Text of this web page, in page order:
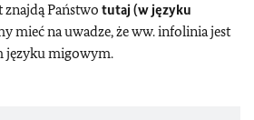
Państwo tutaj (w języku
mieć na uwadze, że ww. infolinia jest
języku migowym.